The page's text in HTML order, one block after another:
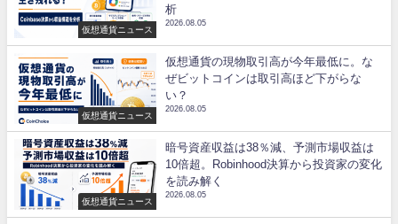
仮想通貨ニュース
析
2026.08.05
仮想通貨ニュース
仮想通貨の現物取引高が今年最低に。な
ぜビットコインは取引高ほど下がらな
い？
2026.08.05
仮想通貨ニュース
暗号資産収益は38％減、予測市場収益は
10倍超。Robinhood決算から投資家の変化
を読み解く
2026.08.05